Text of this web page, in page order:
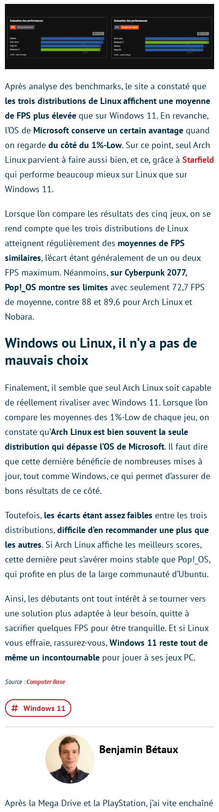
Après analyse des benchmarks, le site a constaté que
les trois distributions de Linux affichent une moyenne
de FPS plus élevée que sur Windows 11. En revanche,
l’OS de Microsoft conserve un certain avantage quand
on regarde du côté du 1%-Low. Sur ce point, seul Arch
Linux parvient à faire aussi bien, et ce, grâce à Starfield
qui performe beaucoup mieux sur Linux que sur
Windows 11.
Lorsque l’on compare les résultats des cinq jeux, on se
rend compte que les trois distributions de Linux
atteignent régulièrement des moyennes de FPS
similaires, l’écart étant généralement de un ou deux
FPS maximum. Néanmoins,sur Cyberpunk 2077,
Pop!_OS montre ses limites avec seulement 72,7 FPS
de moyenne, contre 88 et 89,6 pour Arch Linux et
Nobara.
Windows ou Linux, il n’y a pas de
mauvais choix
Finalement, il semble que seul Arch Linux soit capable
de réellement rivaliser avec Windows 11. Lorsque l’on
compare les moyennes des 1%-Low de chaque jeu, on
constate qu’Arch Linux est bien souvent la seule
distribution qui dépasse l’OS de Microsoft. Il faut dire
que cette dernière bénéficie de nombreuses mises à
jour, tout comme Windows, ce qui permet d’assurer de
bons résultats de ce côté.
Toutefois, les écarts étant assez faibles entre les trois
distributions,difficile d’en recommander une plus que
les autres. Si Arch Linux affiche les meilleurs scores,
cette dernière peut s’avérer moins stable que Pop!_OS,
qui profite en plus de la large communauté d’Ubuntu.
Ainsi, les débutants ont tout intérêt à se tourner vers
une solution plus adaptée à leur besoin, quitte à
sacrifier quelques FPS pour être tranquille. Et si Linux
vous effraie, rassurez-vous,Windows 11 reste tout de
même un incontournable pour jouer à ses jeux PC.
Source :Computer Base
Windows 11
Benjamin Bétaux
Après la Mega Drive et la PlayStation, j’ai vite enchaîné